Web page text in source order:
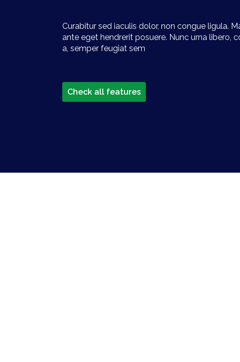
Curabitur sed iaculis dolor, non congue ligula.
ante eget hendrerit posuere. Nunc urna libero,
a, semper feugiat sem
Check all features